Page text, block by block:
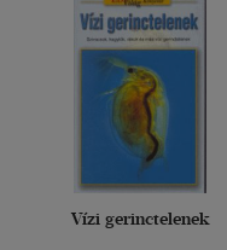
Vízi gerinctelenek